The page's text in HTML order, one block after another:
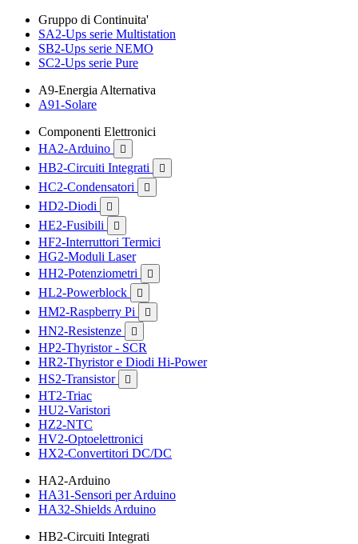
Gruppo di Continuita'
SA2-Ups serie Multistation
SB2-Ups serie NEMO
SC2-Ups serie Pure
A9-Energia Alternativa
A91-Solare
Componenti Elettronici
HA2-Arduino

HB2-Circuiti Integrati 
HC2-Condensatori 
HD2-Diodi 
HE2-Fusibili 
HF2-Interruttori Termici
HG2-Moduli Laser
HH2-Potenziometri

HL2-Powerblock 
HM2-Raspberry Pi 
HN2-Resistenze 
HP2-Thyristor - SCR
HR2-Thyristor e Diodi Hi-Power
HS2-Transistor

HT2-Triac
HU2-Varistori
HZ2-NTC
HV2-Optoelettronici
HX2-Convertitori DC/DC
HA2-Arduino
HA31-Sensori per Arduino
HA32-Shields Arduino
HB2-Circuiti Integrati